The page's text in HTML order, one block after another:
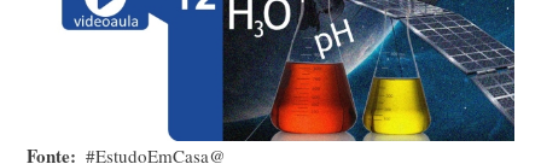
Fonte #EstudoEmCasa@